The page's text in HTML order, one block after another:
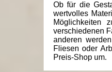
Ob für die
wertvolles
Möglichkeiten
verschiedenen
anderen
Fliesen oder
Preis-Shop um.